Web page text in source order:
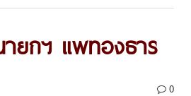
ยกฯ แพทองธาร
0